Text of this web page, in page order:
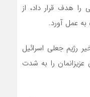
را هدف قرار داد، از
عمل آورد.
رژیم جعلی اسرائیل
را به شدت